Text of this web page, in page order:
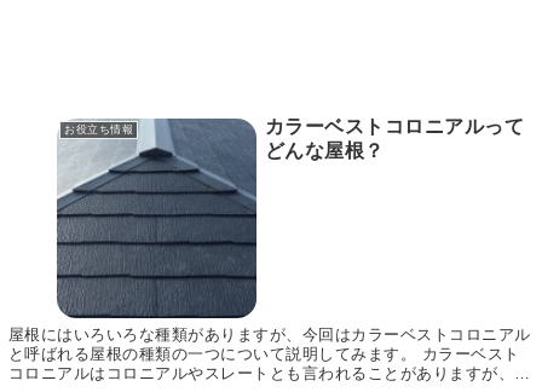
お役立ち情報
カラーベストコロニアルって
どんな屋根？
屋根にはいろいろな種類がありますが、今回はカラーベストコロニアル
と呼ばれる屋根の種類の一つについて説明してみます。 カラーベスト
コロニアルはコロニアルやスレートとも言われることがありますが、ど